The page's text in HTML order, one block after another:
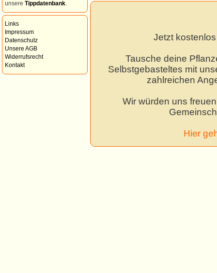
unsere Tippdatenbank
Links
Impressum
Datenschutz
Unsere AGB
Widerrufsrecht
Kontakt
Jetzt
Tausche deine
Selbstgebasteltes mit
zahlreichen
Wir würden uns
Hier